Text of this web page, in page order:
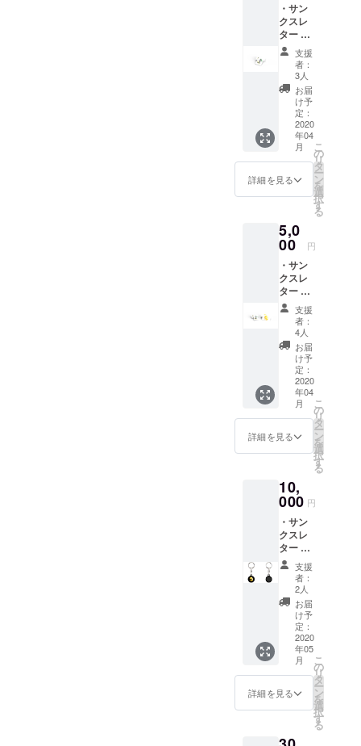
・サン
クスレ
ター ・
Facebo
okグ
ループ
にご招
待（随
時情報
を発信
しま
す）
支援
者：
3人
お届
け予
定：
2020
年04
月
詳細を見る
こ
の
リ
タ
ー
ン
を
選
択
す
る
5,0
00 円
・サン
クスレ
ター ・
EnoGG
特製ス
テッ
カー ・
Facebo
okグ
ループ
にご招
待（随
時情報
を発信
しま
す）
支援
者：
4人
お届
け予
定：
2020
年04
月
詳細を見る
こ
の
リ
タ
ー
ン
を
選
択
す
る
10,
000 円
・サン
クスレ
ター ・
EnoGG
特製ス
テッ
カー ・
EnoGG
特製
キーホ
ルダー
（数量
限定）
・
Facebo
okグ
にご招
支援
者：
2人
お届
け予
定：
2020
年05
月
詳細を見る
こ
の
リ
タ
ー
ン
を
選
択
す
る